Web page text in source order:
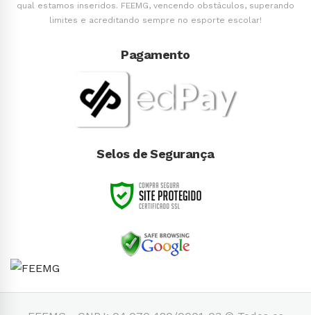
qual estamos inseridos. FEEMG, vencendo obstáculos, superando
limites e acreditando sempre no esporte escolar!
Pagamento
Selos de Segurança